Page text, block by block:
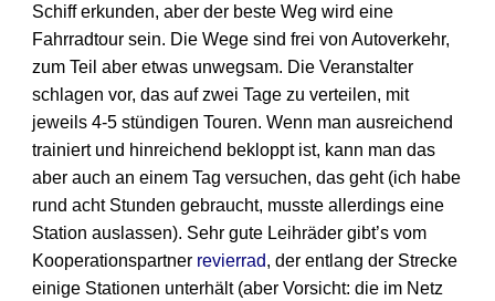
Schiff erkunden, aber der beste Weg wird eine
Fahrradtour sein. Die Wege sind frei von Autoverkehr,
zum Teil aber etwas unwegsam. Die Veranstalter
schlagen vor, das auf zwei Tage zu verteilen, mit
jeweils 4-5 stündigen Touren. Wenn man ausreichend
trainiert und hinreichend bekloppt ist, kann man das
aber auch an einem Tag versuchen, das geht (ich habe
rund acht Stunden gebraucht, musste allerdings eine
Station auslassen). Sehr gute Leihräder gibt’s vom
Kooperationspartner revierrad, der entlang der Strecke
einige Stationen unterhält (aber Vorsicht: die im Netz